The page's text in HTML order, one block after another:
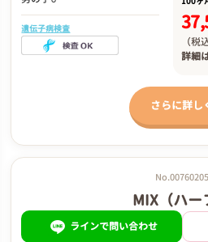
遺伝子病検査
（税
詳細
さらに詳し
No.00760205
MIX（ハー
ラインで問い合わせ